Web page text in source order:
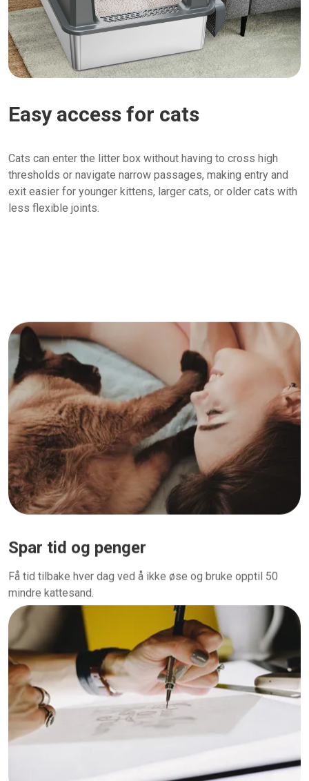
Easy access for cats
Cats can enter the litter box without having to cross high
thresholds or navigate narrow passages, making entry and
exit easier for younger kittens, larger cats, or older cats with
less flexible joints.
Spar tid og penger
Få tid tilbake hver dag ved å ikke øse og bruke opptil 50
mindre kattesand.